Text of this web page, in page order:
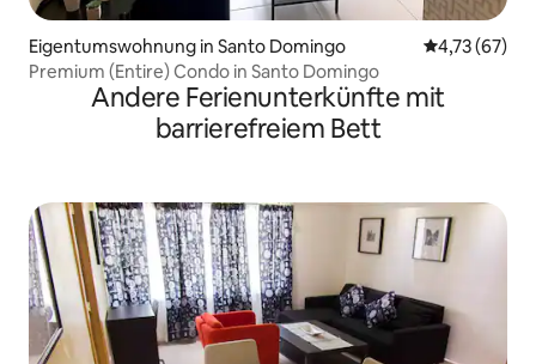
Eigentumswohnung in Santo Domingo
4,73 (67)
Premium (Entire) Condo in Santo Domingo
Andere Ferienunterkünfte mit
barrierefreiem Bett